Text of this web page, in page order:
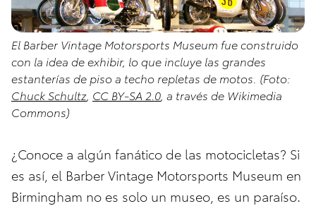
El Barber Vintage Motorsports Museum fue construido
con la idea de exhibir, lo que incluye las grandes
estanterías de piso a techo repletas de motos. (Foto:
Chuck Schultz CC BY-SA 2.0 , a través de Wikimedia
Commons)
¿Conoce a algún fanático de las motocicletas? Si
es así, el Barber Vintage Motorsports Museum en
Birmingham no es solo un museo, es un paraíso.